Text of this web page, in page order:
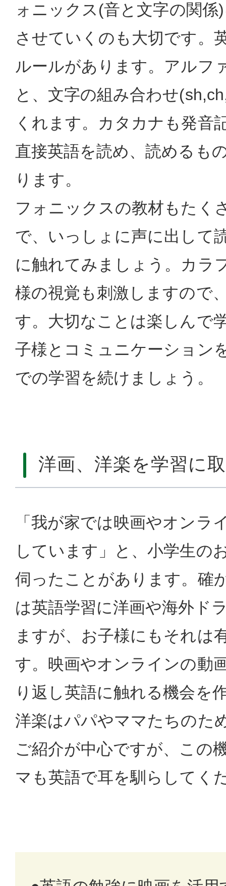
ォニックス(音と文字の関
させていくのも大切です。
ルールがあります。アルフ
と、文字の組み合わせ
くれます。カタカナも発音
直接英語を読め、読めるも
ります。
フォニックスの教材もたく
で、いっしょに声に出して
に触れてみましょう。カラ
様の視覚も刺激しますので
す。大切なことは楽しんで
子様とコミュニケーション
での学習を続けましょう。
洋画、洋楽を学習に
「我が家では映画やオンラ
しています」と、小学生の
伺ったことがあります。確
は英語学習に洋画や海外ド
ますが、お子様にもそれは
す。映画やオンラインの動
り返し英語に触れる機会を
洋楽はパパやママたちのた
ご紹介が中心ですが、この
マも英語で耳を馴らしてく